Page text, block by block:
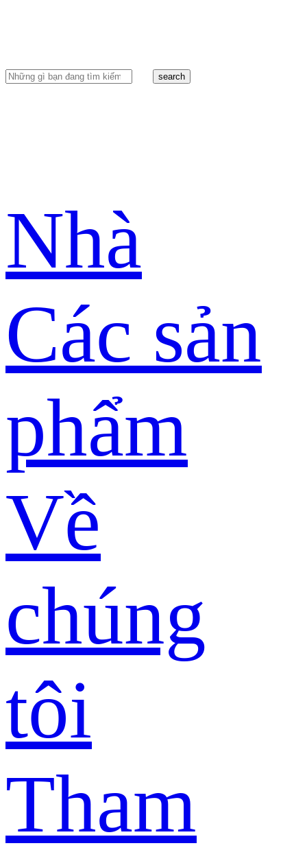
search
Nhà
Các sản
phẩm
Về
chúng
tôi
Tham